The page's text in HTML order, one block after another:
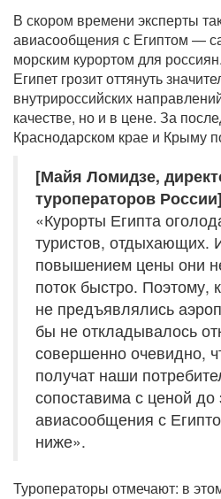
В скором времени эксперты
авиасообщения с Египтом —
морским курортом для
Египет грозит оттянуть
внутрироссийских
качестве, но и в цене. За
Краснодарском крае и Крыму
[Майя Ломидзе,
туроператоров
«Курорты Египта
туристов, отдыхающих.
повышением цены они
поток быстро. Поэтому,
не предъявлялись
бы не откладывалось
совершенно очевидно,
получат наши
сопоставима с ценой до
авиасообщения с
ниже».
Туроператоры отмечают: в